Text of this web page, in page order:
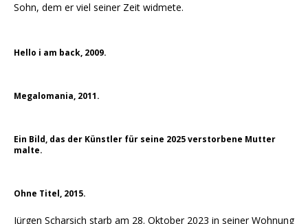
Sohn, dem er viel seiner Zeit widmete.
Hello i am back, 2009.
Megalomania, 2011.
Ein Bild, das der Künstler für seine 2025 verstorbene Mutter
malte.
Ohne Titel, 2015.
Jürgen Scharsich starb am 28. Oktober 2023 in seiner Wohnung